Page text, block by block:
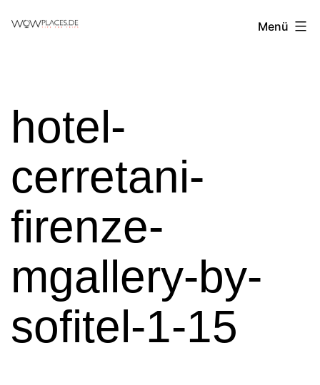
Reiseblog
Menü
hotel-
cerretani-
firenze-
mgallery-by-
sofitel-1-15